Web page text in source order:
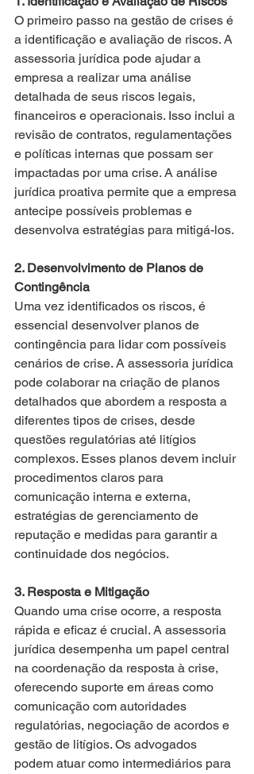
O primeiro passo na gestão de crises é
a identificação e avaliação de riscos. A
assessoria jurídica pode ajudar a
empresa a realizar uma análise
detalhada de seus riscos legais,
financeiros e operacionais. Isso inclui a
revisão de contratos, regulamentações
e políticas internas que possam ser
impactadas por uma crise. A análise
jurídica proativa permite que a empresa
antecipe possíveis problemas e
desenvolva estratégias para mitigá-los.
2. Desenvolvimento de Planos de
Contingência
Uma vez identificados os riscos, é
essencial desenvolver planos de
contingência para lidar com possíveis
cenários de crise. A assessoria jurídica
pode colaborar na criação de planos
detalhados que abordem a resposta a
diferentes tipos de crises, desde
questões regulatórias até litígios
complexos. Esses planos devem incluir
procedimentos claros para
comunicação interna e externa,
estratégias de gerenciamento de
reputação e medidas para garantir a
continuidade dos negócios.
3. Resposta e Mitigação
Quando uma crise ocorre, a resposta
rápida e eficaz é crucial. A assessoria
jurídica desempenha um papel central
na coordenação da resposta à crise,
oferecendo suporte em áreas como
comunicação com autoridades
regulatórias, negociação de acordos e
gestão de litígios. Os advogados
podem atuar como intermediários para